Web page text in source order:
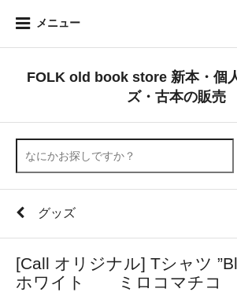
メニュー
FOLK old book store 新本・個
ズ・古本の販売
グッズ
[Call オリジナル] Tシャツ
ホワイト ミロコマチコ